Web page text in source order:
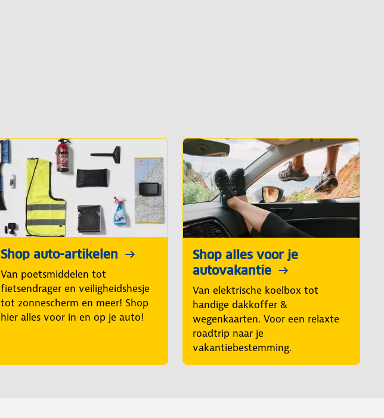
Shop auto-artikelen
Van poetsmiddelen tot
fietsendrager en veiligheidshesje
tot zonnescherm en meer! Shop
hier alles voor in en op je auto!
Shop alles voor je
autovakantie
Van elektrische koelbox tot
handige dakkoffer &
wegenkaarten. Voor een relaxte
roadtrip naar je
vakantiebestemming.